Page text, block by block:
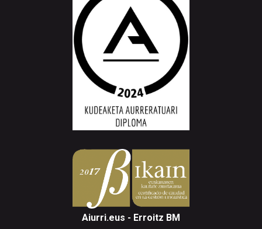
Aiurri.eus - Erroitz BM